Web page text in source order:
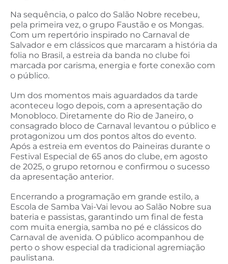
Na sequência, o palco do Salão Nobre recebeu,
pela primeira vez, o grupo Faustão e os Mongas.
Com um repertório inspirado no Carnaval de
Salvador e em clássicos que marcaram a história da
folia no Brasil, a estreia da banda no clube foi
marcada por carisma, energia e forte conexão com
o público.
Um dos momentos mais aguardados da tarde
aconteceu logo depois, com a apresentação do
Monobloco. Diretamente do Rio de Janeiro, o
consagrado bloco de Carnaval levantou o público e
protagonizou um dos pontos altos do evento.
Após a estreia em eventos do Paineiras durante o
Festival Especial de 65 anos do clube, em agosto
de 2025, o grupo retornou e confirmou o sucesso
da apresentação anterior.
Encerrando a programação em grande estilo, a
Escola de Samba Vai-Vai levou ao Salão Nobre sua
bateria e passistas, garantindo um final de festa
com muita energia, samba no pé e clássicos do
Carnaval de avenida. O público acompanhou de
perto o show especial da tradicional agremiação
paulistana.